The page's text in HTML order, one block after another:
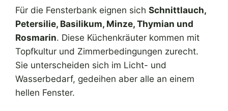
Für die Fensterbank eignen sich Schnittlauch,
Petersilie, Basilikum, Minze, Thymian und
Rosmarin. Diese Küchenkräuter kommen mit
Topfkultur und Zimmerbedingungen zurecht.
Sie unterscheiden sich im Licht- und
Wasserbedarf, gedeihen aber alle an einem
hellen Fenster.